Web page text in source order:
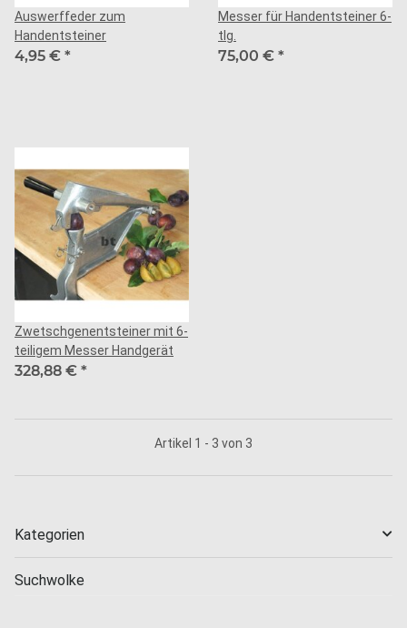
Auswerffeder zum
Handentsteiner
4,95 € *
Messer für Handentsteiner 6-
tlg.
75,00 € *
Zwetschgenentsteiner mit 6-
teiligem Messer Handgerät
328,88 € *
Artikel 1 - 3 von 3
Kategorien
Suchwolke